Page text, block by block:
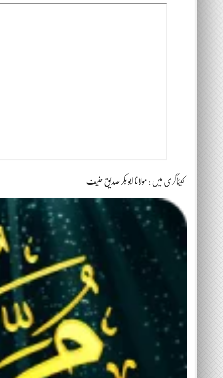
کیٹاگری میں : مولانا ابو بکر صدیق حنیف